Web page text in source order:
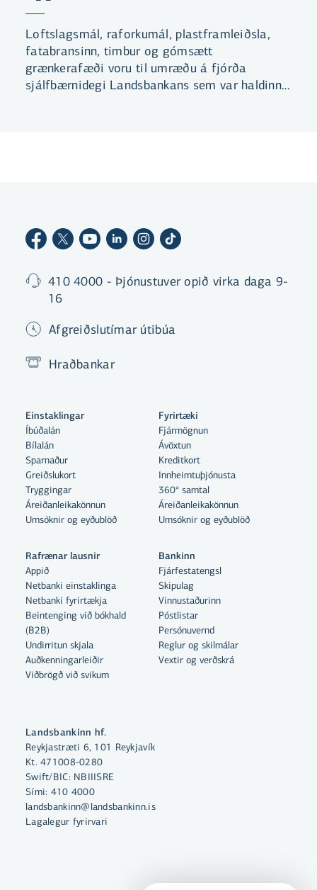
Með því að smella á „Leyfa allar“
samþykkir þú notkun á vefkökum
til þess að auka virkni vefsins,
greina vefnotkun og aðstoða við
Velja vefkökur
Loftslagsmál, raforkumál, plastframleiðsla,
fatabransinn, timbur og gómsætt
grænkerafæði voru til umræðu á fjórða
sjálfbærnidegi Landsbankans sem var haldinn í
410 4000 - Þjónustuver opið virka daga 9-
16
Afgreiðslutímar útibúa
Hraðbankar
Landsbankinn hf.
Reykjastræti 6, 101 Reykjavík
Kt. 471008-0280
Swift/BIC: NBIIISRE
Sími: 410 4000
landsbankinn@landsbankinn.is
Lagalegur fyrirvari
Einstaklingar
Íbúðalán
Bílalán
Sparnaður
Greiðslukort
Tryggingar
Áreiðanleikakönnun
Umsóknir og eyðublöð
Fyrirtæki
Fjármögnun
Ávöxtun
Kreditkort
Innheimtuþjónusta
360° samtal
Áreiðanleikakönnun
Umsóknir og eyðublöð
Rafrænar lausnir
Appið
Netbanki einstaklinga
Netbanki fyrirtækja
Beintenging við bókhald
(B2B)
Undirritun skjala
Auðkenningarleiðir
Viðbrögð við svikum
Bankinn
Fjárfestatengsl
Skipulag
Vinnustaðurinn
Póstlistar
Persónuvernd
Reglur og skilmálar
Vextir og verðskrá